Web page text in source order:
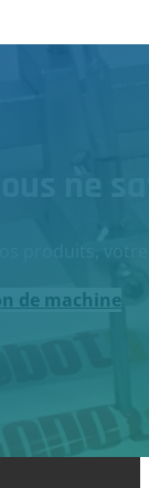
de machine